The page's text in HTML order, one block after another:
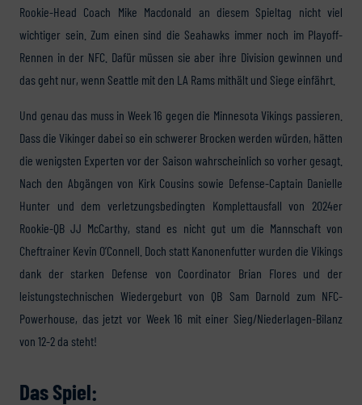
Rookie-Head Coach Mike Macdonald an diesem Spieltag nicht viel
wichtiger sein. Zum einen sind die Seahawks immer noch im Playoff-
Rennen in der NFC. Dafür müssen sie aber ihre Division gewinnen und
das geht nur, wenn Seattle mit den LA Rams mithält und Siege einfährt.
Und genau das muss in Week 16 gegen die Minnesota Vikings passieren.
Dass die Vikinger dabei so ein schwerer Brocken werden würden, hätten
die wenigsten Experten vor der Saison wahrscheinlich so vorher gesagt.
Nach den Abgängen von Kirk Cousins sowie Defense-Captain Danielle
Hunter und dem verletzungsbedingten Komplettausfall von 2024er
Rookie-QB JJ McCarthy, stand es nicht gut um die Mannschaft von
Cheftrainer Kevin O’Connell. Doch statt Kanonenfutter wurden die Vikings
dank der starken Defense von Coordinator Brian Flores und der
leistungstechnischen Wiedergeburt von QB Sam Darnold zum NFC-
Powerhouse, das jetzt vor Week 16 mit einer Sieg/Niederlagen-Bilanz
von 12-2 da steht!
Das Spiel: